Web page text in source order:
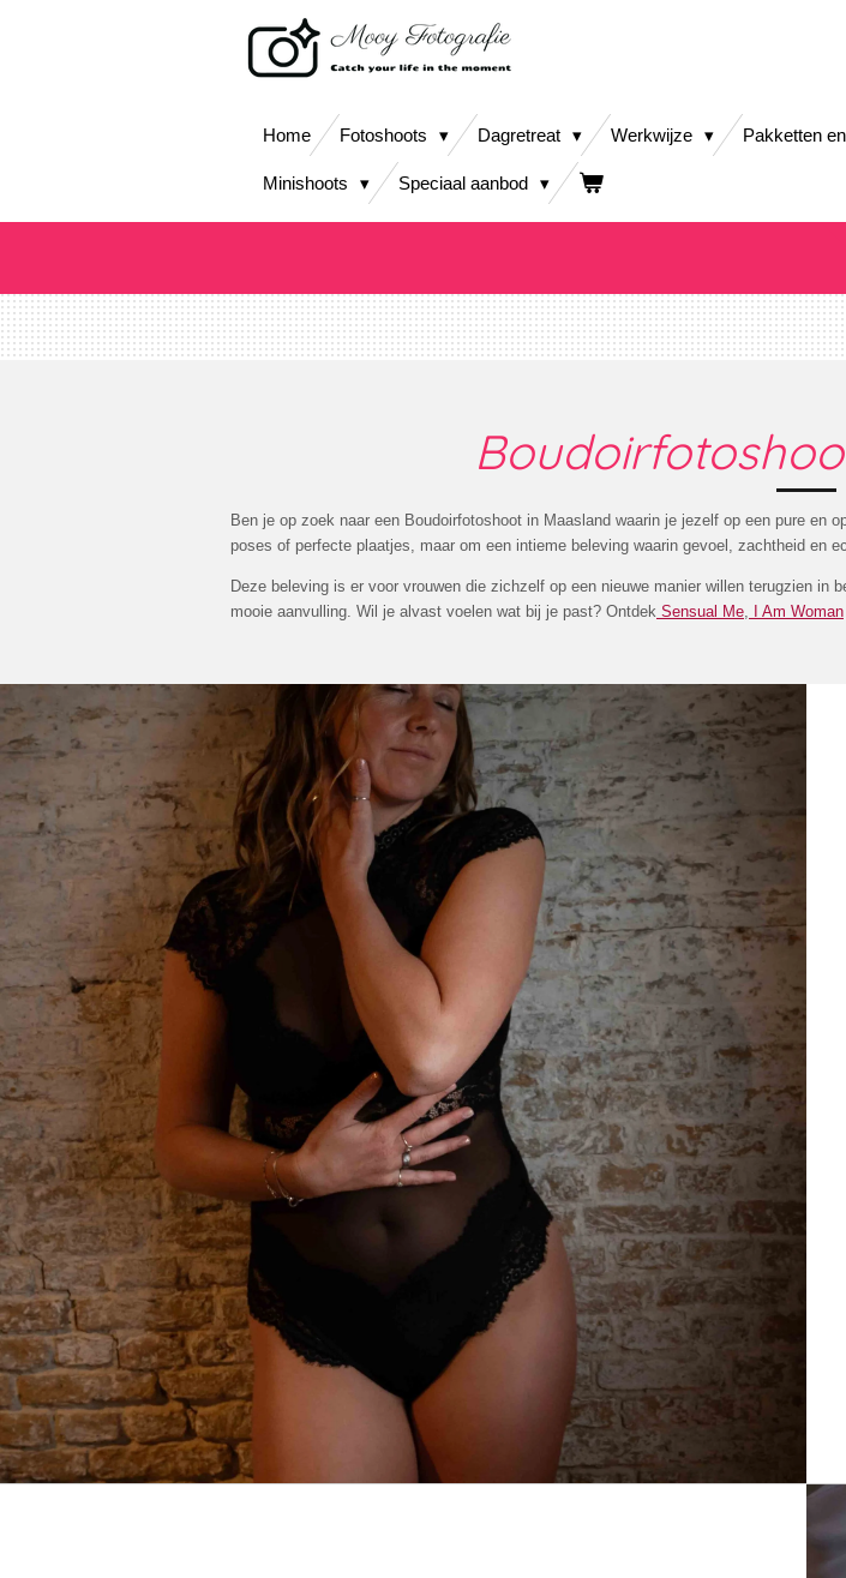
Home Fotoshoots Dagretreat Werkwijze Pakketten
Minishoots Speciaal aanbod
Ben je op zoek naar een Boudoirfotoshoot in Maasland waarin je jezelf op een pure
poses of perfecte plaatjes, maar om een intieme beleving waarin gevoel, zachtheid en
Deze beleving is er voor vrouwen die zichzelf op een nieuwe manier willen terugzien in
mooie aanvulling. Wil je alvast voelen wat bij je past? Ontdek Sensual Me, I Am Woman